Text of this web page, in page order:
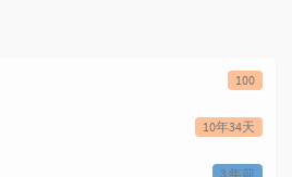
100
10年34天
3 年前